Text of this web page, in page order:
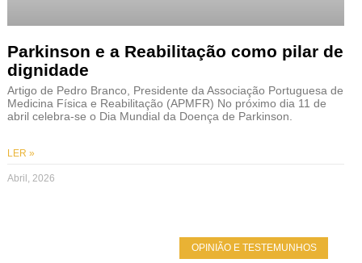
Parkinson e a Reabilitação como pilar de
dignidade
Artigo de Pedro Branco, Presidente da Associação Portuguesa de
Medicina Física e Reabilitação (APMFR) No próximo dia 11 de
abril celebra-se o Dia Mundial da Doença de Parkinson.
LER »
Abril, 2026
OPINIÃO E TESTEMUNHOS